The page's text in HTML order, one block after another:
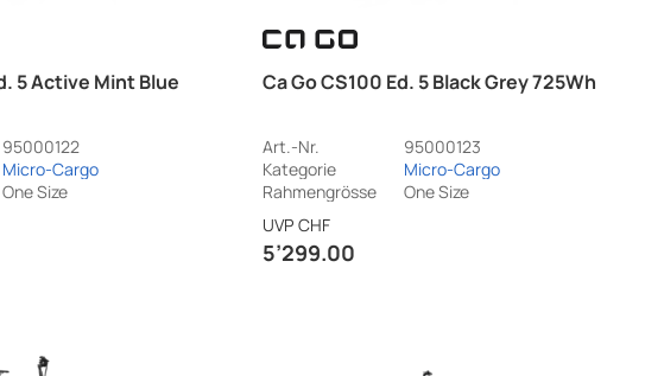
5 Active Mint Blue
95000122
Micro-Cargo
One Size
Ca Go CS100 Ed. 5 Black Grey 725Wh
Art.-Nr.
95000123
Kategorie
Micro-Cargo
Rahmengrösse
One Size
UVP CHF
5’299.00